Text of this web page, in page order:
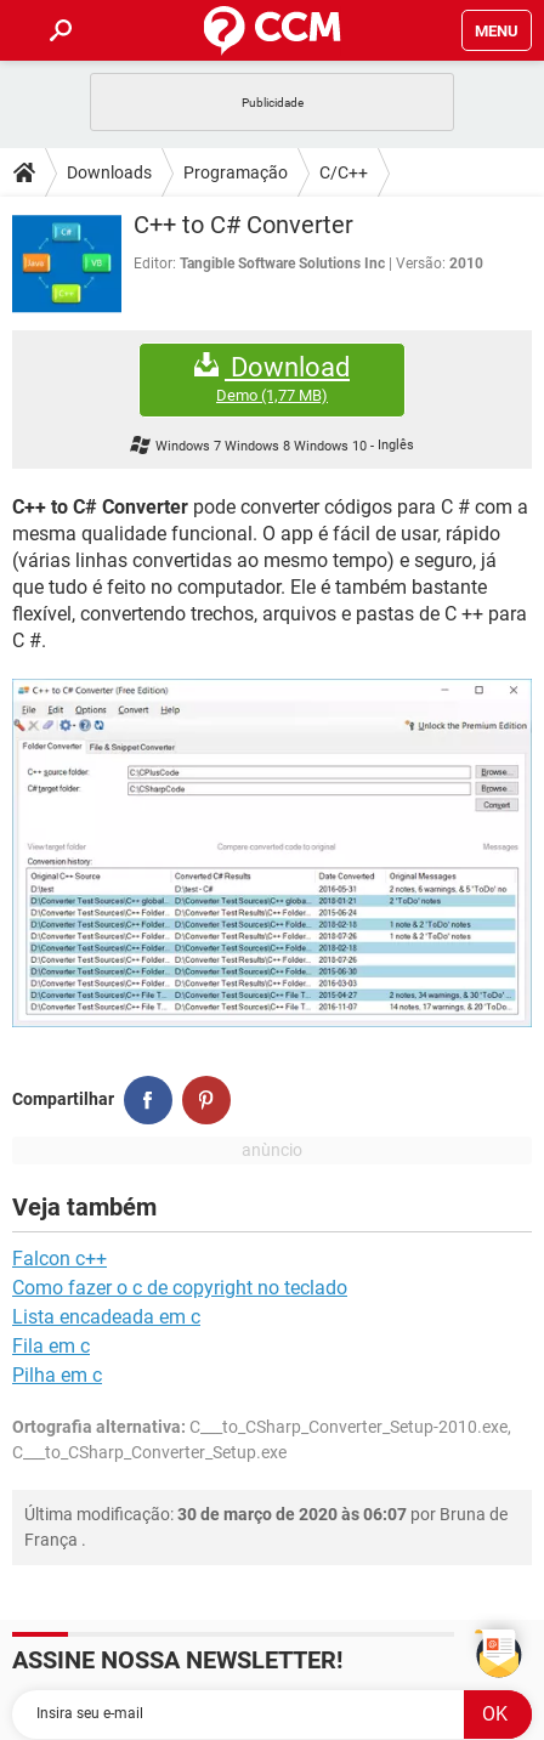
MENU
CELULAR FACEBOOK
OUTLOOK EXCEL
INSTAGRAM GMAIL
GUIA DE COMPRAS
DICAS
JOGOS WHATSAPP
CELULAR
OUTLOOK
DOWNLOADS
JOGOS WHATSAPP
CELULAR
EXCEL
GMAIL
FÓRUM
FACEBOOK
EXCEL
GMAIL
WHATSAPP
INSTAGRAM GMAIL
GUIA DE COMPRAS
Downloads Programação C/C++
C++ to C# Converter
Editor: Tangible Software Solutions Inc Versão: 2010
Download
Demo (1,77 MB)
Windows 7 Windows 8 Windows 10 - Inglês
C++ to C# Converter pode converter códigos para C # com a
mesma qualidade funcional. O app é fácil de usar, rápido
(várias linhas convertidas ao mesmo tempo) e seguro, já
que tudo é feito no computador. Ele é também bastante
flexível, convertendo trechos, arquivos e pastas de C ++ para
C #.
Compartilhar
Veja também
Falcon c++
Como fazer o c de copyright no teclado
Lista encadeada em c
Fila em c
Pilha em c
Ortografia alternativa: C___to_CSharp_Converter_Setup-2010.exe,
C___to_CSharp_Converter_Setup.exe
Última modificação:30 de março de 2020 às 06:07 por Bruna de
França .
ASSINE NOSSA NEWSLETTER!